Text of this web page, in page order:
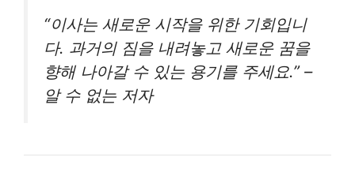
“이사는 새로운 시작을 위한 기회입니
다. 과거의 짐을 내려놓고 새로운 꿈을
향해 나아갈 수 있는 용기를 주세요.” –
알 수 없는 저자